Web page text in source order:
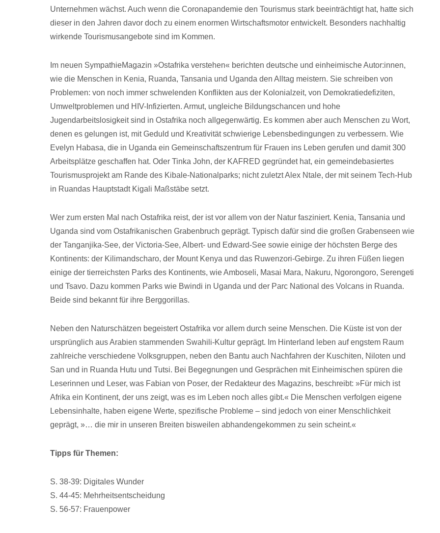
Unternehmen wächst. Auch wenn die Coronapandemie den Tourismus stark beeinträchtigt hat, hatte sich
dieser in den Jahren davor doch zu einem enormen Wirtschaftsmotor entwickelt. Besonders nachhaltig
wirkende Tourismusangebote sind im Kommen.
Im neuen SympathieMagazin »Ostafrika verstehen« berichten deutsche und einheimische Autor:innen,
wie die Menschen in Kenia, Ruanda, Tansania und Uganda den Alltag meistern. Sie schreiben von
Problemen: von noch immer schwelenden Konflikten aus der Kolonialzeit, von Demokratiedefiziten,
Umweltproblemen und HIV-Infizierten. Armut, ungleiche Bildungschancen und hohe
Jugendarbeitslosigkeit sind in Ostafrika noch allgegenwärtig. Es kommen aber auch Menschen zu Wort,
denen es gelungen ist, mit Geduld und Kreativität schwierige Lebensbedingungen zu verbessern. Wie
Evelyn Habasa, die in Uganda ein Gemeinschaftszentrum für Frauen ins Leben gerufen und damit 300
Arbeitsplätze geschaffen hat. Oder Tinka John, der KAFRED gegründet hat, ein gemeindebasiertes
Tourismusprojekt am Rande des Kibale-Nationalparks; nicht zuletzt Alex Ntale, der mit seinem Tech-Hub
in Ruandas Hauptstadt Kigali Maßstäbe setzt.
Wer zum ersten Mal nach Ostafrika reist, der ist vor allem von der Natur fasziniert. Kenia, Tansania und
Uganda sind vom Ostafrikanischen Grabenbruch geprägt. Typisch dafür sind die großen Grabenseen wie
der Tanganjika-See, der Victoria-See, Albert- und Edward-See sowie einige der höchsten Berge des
Kontinents: der Kilimandscharo, der Mount Kenya und das Ruwenzori-Gebirge. Zu ihren Füßen liegen
einige der tierreichsten Parks des Kontinents, wie Amboseli, Masai Mara, Nakuru, Ngorongoro, Serengeti
und Tsavo. Dazu kommen Parks wie Bwindi in Uganda und der Parc National des Volcans in Ruanda.
Beide sind bekannt für ihre Berggorillas.
Neben den Naturschätzen begeistert Ostafrika vor allem durch seine Menschen. Die Küste ist von der
ursprünglich aus Arabien stammenden Swahili-Kultur geprägt. Im Hinterland leben auf engstem Raum
zahlreiche verschiedene Volksgruppen, neben den Bantu auch Nachfahren der Kuschiten, Niloten und
San und in Ruanda Hutu und Tutsi. Bei Begegnungen und Gesprächen mit Einheimischen spüren die
Leserinnen und Leser, was Fabian von Poser, der Redakteur des Magazins, beschreibt: »Für mich ist
Afrika ein Kontinent, der uns zeigt, was es im Leben noch alles gibt.« Die Menschen verfolgen eigene
Lebensinhalte, haben eigene Werte, spezifische Probleme – sind jedoch von einer Menschlichkeit
geprägt, »… die mir in unseren Breiten bisweilen abhandengekommen zu sein scheint.«
Tipps für Themen:
S. 38-39: Digitales Wunder
S. 44-45: Mehrheitsentscheidung
S. 56-57: Frauenpower